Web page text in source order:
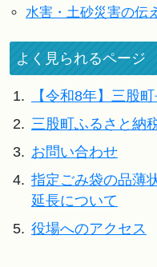
水害・土砂災害の伝
よく見られるページ
1.
【令和8年】三股
2. 三股町ふるさと納
3. お問い合わせ
4. 指定ごみ袋の品薄
延長について
5. 役場へのアクセス